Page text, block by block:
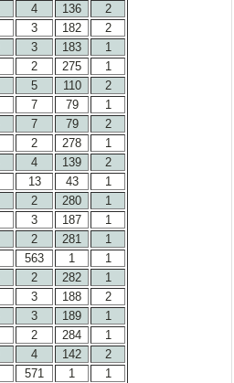
4 136
2
3 182
2
3 183
1
2 275
1
5 110
2
7 79
1
7 79
2
2 278
1
4 139
2
13 43
1
2 280
1
3 187
1
2 281
1
563 1
1
2 282
1
3 188
2
3 189
1
2 284
1
4 142
2
571 1
1